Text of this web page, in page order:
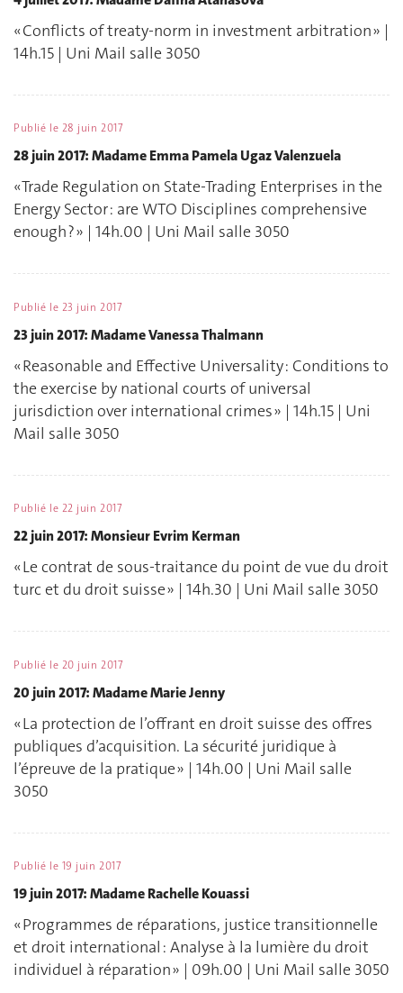
« Conflicts of treaty-norm in investment arbitration » |
14h.15 | Uni Mail salle 3050
Publié le 28 juin 2017
28 juin 2017: Madame Emma Pamela Ugaz Valenzuela
« Trade Regulation on State-Trading Enterprises in the
Energy Sector : are WTO Disciplines comprehensive
enough ? » | 14h.00 | Uni Mail salle 3050
Publié le 23 juin 2017
23 juin 2017: Madame Vanessa Thalmann
« Reasonable and Effective Universality : Conditions to
the exercise by national courts of universal
jurisdiction over international crimes » | 14h.15 | Uni
Mail salle 3050
Publié le 22 juin 2017
22 juin 2017: Monsieur Evrim Kerman
« Le contrat de sous-traitance du point de vue du droit
turc et du droit suisse » | 14h.30 | Uni Mail salle 3050
Publié le 20 juin 2017
20 juin 2017: Madame Marie Jenny
« La protection de l’offrant en droit suisse des offres
publiques d’acquisition. La sécurité juridique à
l’épreuve de la pratique » | 14h.00 | Uni Mail salle
3050
Publié le 19 juin 2017
19 juin 2017: Madame Rachelle Kouassi
« Programmes de réparations, justice transitionnelle
et droit international : Analyse à la lumière du droit
individuel à réparation » | 09h.00 | Uni Mail salle 3050